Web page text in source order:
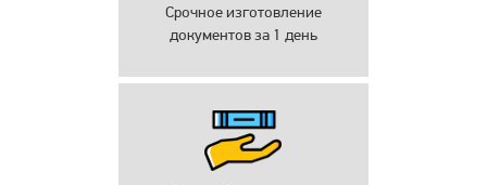
Срочное изготовление
документов за 1 день